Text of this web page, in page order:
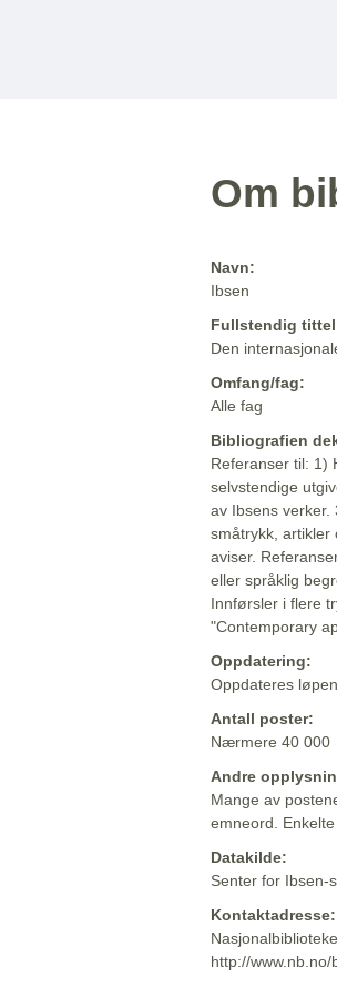
Om
Navn:
Ibsen
Fullstendig
Den
Omfang/fag:
Alle fag
Bibliografien
Referanser til: 1)
selvstendige
av Ibsens verker.
småtrykk, artikler
aviser.
eller språklig
Innførsler i flere
"Contemporary
Oppdatering:
Oppdateres
Antall poster:
Nærmere 40 000
Andre
Mange av
emneord.
Datakilde:
Senter for Ibsen-
Kontaktadresse:
http://